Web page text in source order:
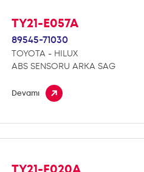
TY21-E057A
89545-71030
TOYOTA - HILUX
ABS SENSORU ARKA SAG
Devamı